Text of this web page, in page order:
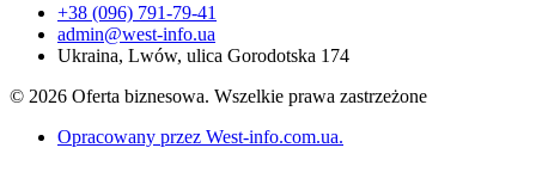
+38 (096) 791-79-41
admin@west-info.ua
Ukraina, Lwów, ulica Gorodotska 174
© 2026 Oferta biznesowa. Wszelkie prawa zastrzeżone
Opracowany przez West-info.com.ua.